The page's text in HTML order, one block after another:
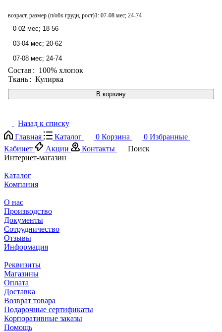
В корзину
возраст, размер (п/обх груди, рост)1: 07-08 мес; 24-74
0-02 мес; 18-56
03-04 мес; 20-62
07-08 мес; 24-74
Состав: 100% хлопок
Ткань: Кулирка
Назад к списку
Главная
Каталог 0 Корзина 0 Избранные
Кабинет
Акции Контакты
Поиск
Интернет-магазин
Каталог
Компания
О нас
Производство
Документы
Сотрудничество
Отзывы
Информация
Реквизиты
Магазины
Оплата
Доставка
Возврат товара
Подарочные сертификаты
Корпоративные заказы
Помощь